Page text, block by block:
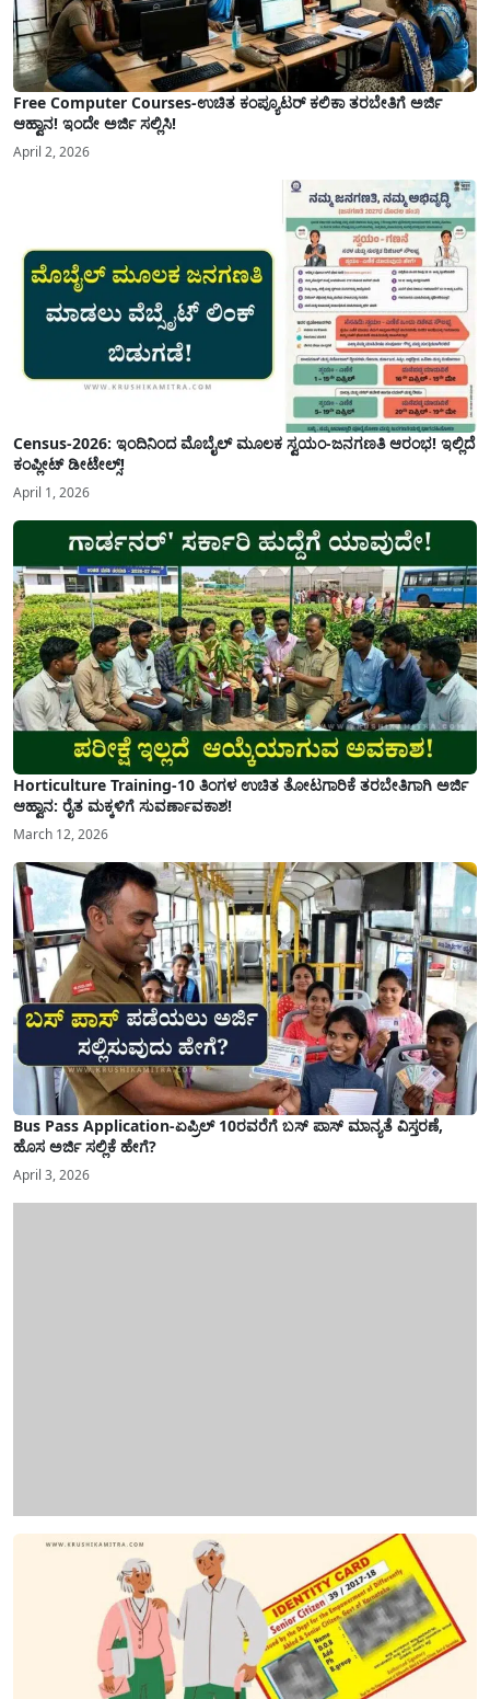
Free Computer Courses-ಉಚಿತ ಕಂಪ್ಯೂಟರ್ ಕಲಿಕಾ ತರಬೇತಿಗೆ ಅರ್ಜಿ
ಆಹ್ವಾನ! ಇಂದೇ ಅರ್ಜಿ ಸಲ್ಲಿಸಿ!
April 2, 2026
Census-2026: ಇಂದಿನಿಂದ ಮೊಬೈಲ್ ಮೂಲಕ ಸ್ವಯಂ-ಜನಗಣತಿ ಆರಂಭ! ಇಲ್ಲಿದೆ
ಕಂಪ್ಲೀಟ್ ಡೀಟೇಲ್ಸ್!
April 1, 2026
Horticulture Training-10 ತಿಂಗಳ ಉಚಿತ ತೋಟಗಾರಿಕೆ ತರಬೇತಿಗಾಗಿ ಅರ್ಜಿ
ಆಹ್ವಾನ: ರೈತ ಮಕ್ಕಳಿಗೆ ಸುವರ್ಣಾವಕಾಶ!
March 12, 2026
Bus Pass Application-ಏಪ್ರಿಲ್ 10ರವರೆಗೆ ಬಸ್ ಪಾಸ್ ಮಾನ್ಯತೆ ವಿಸ್ತರಣೆ,
ಹೊಸ ಅರ್ಜಿ ಸಲ್ಲಿಕೆ ಹೇಗೆ?
April 3, 2026